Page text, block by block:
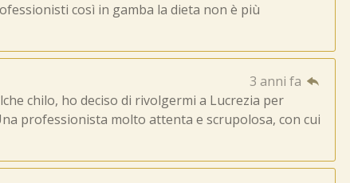
così in gamba la dieta non è più
3 anni fa
chilo, ho deciso di rivolgermi a Lucrezia per
professionista molto attenta e scrupolosa, con cui